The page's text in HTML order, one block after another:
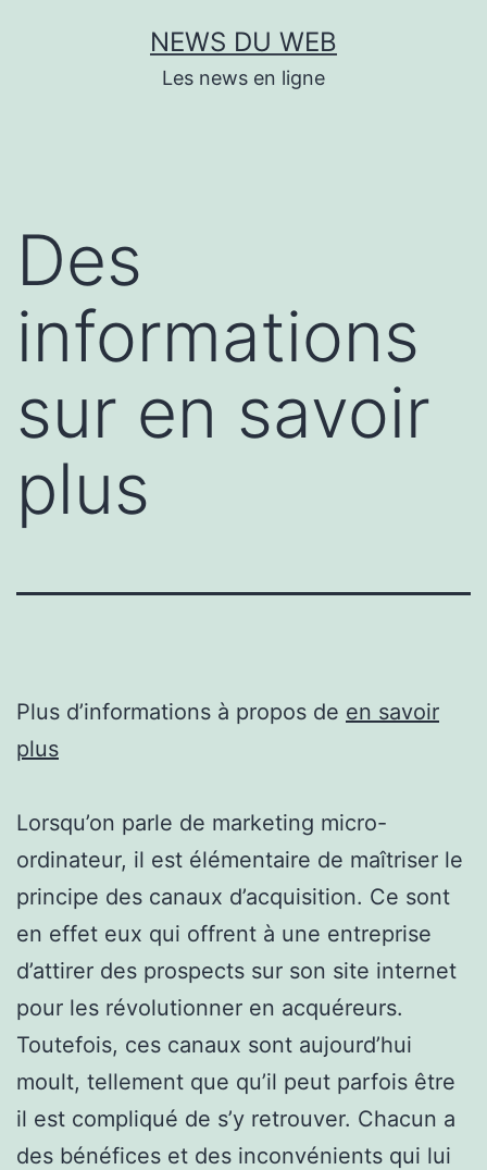
NEWS DU WEB
Les news en ligne
Des
informations
sur en savoir
plus
Plus d’informations à propos de en savoir
plus
Lorsqu’on parle de marketing micro-
ordinateur, il est élémentaire de maîtriser le
principe des canaux d’acquisition. Ce sont
en effet eux qui offrent à une entreprise
d’attirer des prospects sur son site internet
pour les révolutionner en acquéreurs.
Toutefois, ces canaux sont aujourd’hui
moult, tellement que qu’il peut parfois être
il est compliqué de s’y retrouver. Chacun a
des bénéfices et des inconvénients qui lui